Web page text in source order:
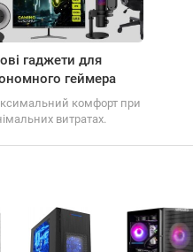
гаджети для
геймера
комфорт при
витратах.